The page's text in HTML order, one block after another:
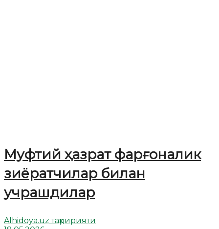
Муфтий ҳазрат фарғоналик
зиёратчилар билан
учрашдилар
Alhidoya.uz таҳририяти